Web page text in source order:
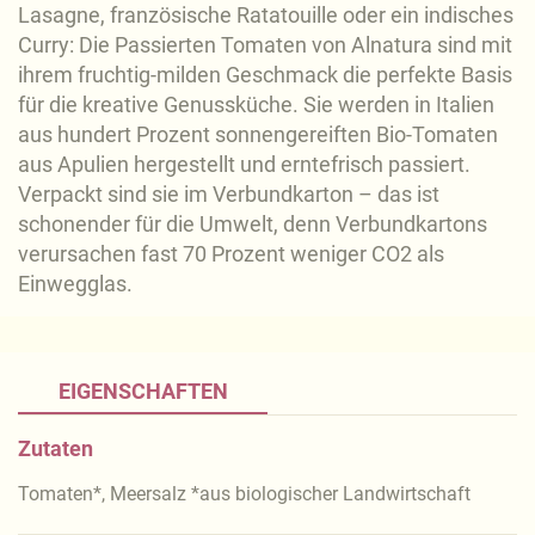
Lasagne, französische Ratatouille oder ein indisches
Curry: Die Passierten Tomaten von Alnatura sind mit
ihrem fruchtig-milden Geschmack die perfekte Basis
für die kreative Genussküche. Sie werden in Italien
aus hundert Prozent sonnengereiften Bio-Tomaten
aus Apulien hergestellt und erntefrisch passiert.
Verpackt sind sie im Verbundkarton – das ist
schonender für die Umwelt, denn Verbundkartons
verursachen fast 70 Prozent weniger CO2 als
Einwegglas.
EIGENSCHAFTEN
Zutaten
Tomaten*, Meersalz *aus biologischer Landwirtschaft